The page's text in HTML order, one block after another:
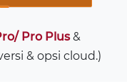
Pro Plus&
& opsi cloud.)